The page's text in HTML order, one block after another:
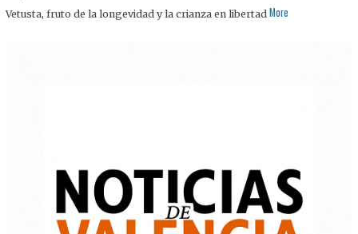
I
Vetusta, fruto de la longevidad y la crianza en libertad More